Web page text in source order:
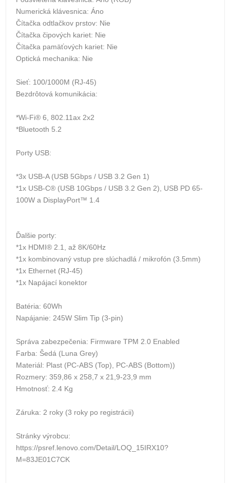
Numerická klávesnica: Áno
Čítačka odtlačkov prstov: Nie
Čítačka čipových kariet: Nie
Čítačka pamäťových kariet: Nie
Optická mechanika: Nie
Sieť: 100/1000M (RJ-45)
Bezdrôtová komunikácia:
*Wi-Fi® 6, 802.11ax 2x2
*Bluetooth 5.2
Porty USB:
*3x USB-A (USB 5Gbps / USB 3.2 Gen 1)
*1x USB-C® (USB 10Gbps / USB 3.2 Gen 2), USB PD 65-
100W a DisplayPort™ 1.4
Ďalšie porty:
*1x HDMI® 2.1, až 8K/60Hz
*1x kombinovaný vstup pre slúchadlá / mikrofón (3.5mm)
*1x Ethernet (RJ-45)
*1x Napájací konektor
Batéria: 60Wh
Napájanie: 245W Slim Tip (3-pin)
Správa zabezpečenia: Firmware TPM 2.0 Enabled
Farba: Šedá (Luna Grey)
Materiál: Plast (PC-ABS (Top), PC-ABS (Bottom))
Rozmery: 359,86 x 258,7 x 21,9-23,9 mm
Hmotnosť: 2.4 Kg
Záruka: 2 roky (3 roky po registrácii)
Stránky výrobcu:
https://psref.lenovo.com/Detail/LOQ_15IRX10?
M=83JE01C7CK